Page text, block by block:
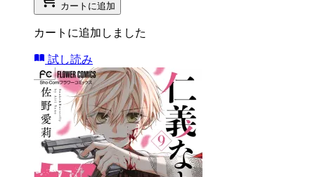
カートに追加
カートに追加しました
試し読み